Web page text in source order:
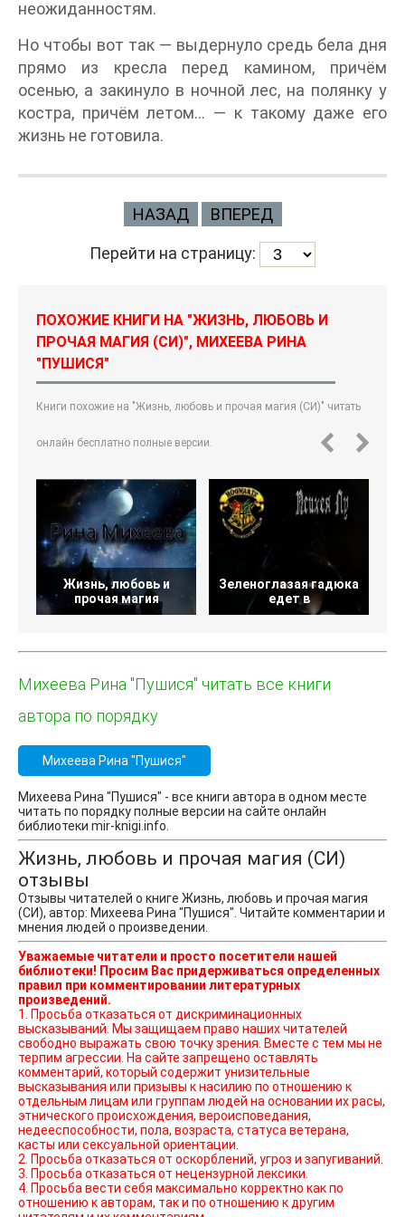
неожиданностям.
Но чтобы вот так — выдернуло средь бела дня
прямо из кресла перед камином, причём
осенью, а закинуло в ночной лес, на полянку у
костра, причём летом… — к такому даже его
жизнь не готовила.
НАЗАД ВПЕРЕД
Перейти на страницу:
ПОХОЖИЕ КНИГИ НА "ЖИЗНЬ, ЛЮБОВЬ И
ПРОЧАЯ МАГИЯ (СИ)", МИХЕЕВА РИНА
"ПУШИСЯ"
Книги похожие на "Жизнь, любовь и прочая магия (СИ)" читать
онлайн бесплатно полные версии.
Жизнь, любовь и
прочая магия
Зеленоглазая гадюка
едет в
Михеева Рина "Пушися" читать все книги
автора по порядку
Михеева Рина "Пушися"
Михеева Рина "Пушися" - все книги автора в одном месте
читать по порядку полные версии на сайте онлайн
библиотеки mir-knigi.info.
Жизнь, любовь и прочая магия (СИ)
отзывы
Отзывы читателей о книге Жизнь, любовь и прочая магия
(СИ), автор: Михеева Рина "Пушися". Читайте комментарии и
мнения людей о произведении.
Уважаемые читатели и просто посетители нашей
библиотеки! Просим Вас придерживаться определенных
правил при комментировании литературных
произведений.
1. Просьба отказаться от дискриминационных
высказываний. Мы защищаем право наших читателей
свободно выражать свою точку зрения. Вместе с тем мы не
терпим агрессии. На сайте запрещено оставлять
комментарий, который содержит унизительные
высказывания или призывы к насилию по отношению к
отдельным лицам или группам людей на основании их расы,
этнического происхождения, вероисповедания,
недееспособности, пола, возраста, статуса ветерана,
касты или сексуальной ориентации.
2. Просьба отказаться от оскорблений, угроз и запугиваний.
3. Просьба отказаться от нецензурной лексики.
4. Просьба вести себя максимально корректно как по
отношению к авторам, так и по отношению к другим